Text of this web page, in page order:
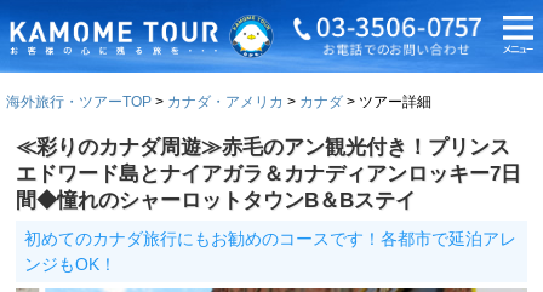
海外旅行・ツアーTOP カナダ・アメリカ カナダ ツアー詳細
≪彩りのカナダ周遊≫赤毛のアン観光付き！プリンス
エドワード島とナイアガラ＆カナディアンロッキー7日
間◆憧れのシャーロットタウンB＆Bステイ
初めてのカナダ旅行にもお勧めのコースです！各都市で延泊アレ
ンジもOK！